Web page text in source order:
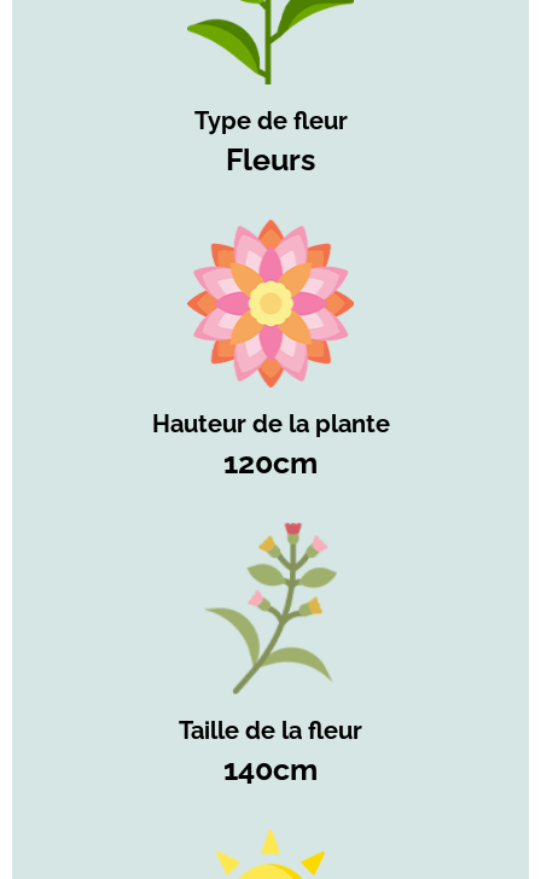
Type de fleur
Fleurs
Hauteur de la plante
120cm
Taille de la fleur
140cm